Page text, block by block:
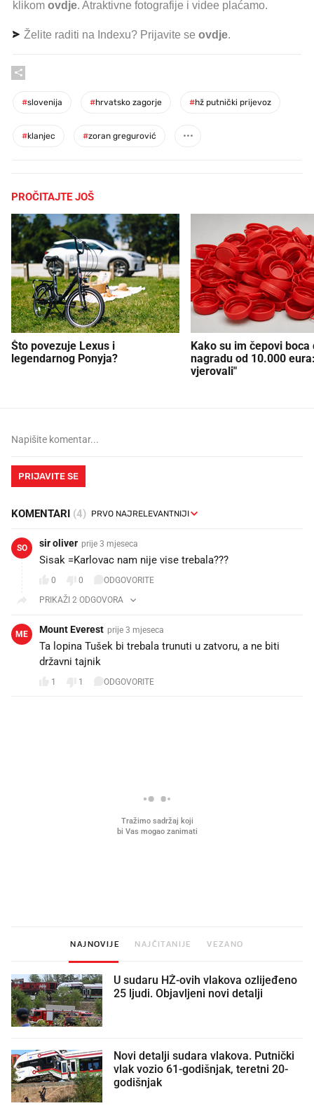
klikom ovdje. Atraktivne fotografije i videe plaćamo.
Želite raditi na Indexu? Prijavite se ovdje.
#slovenija #hrvatsko zagorje #hž putnički prijevoz
#klanjec #zoran gregurović
PROČITAJTE JOŠ
Što povezuje Lexus i
legendarnog Ponyja?
Kako su im čepovi boca
nagradu od 10.000
vjerovali"
PRIJAVITE SE
KOMENTARI (4)
SO sir oliver prije 3 mjeseca
Sisak =Karlovac nam nije vise trebala???
0 0
ODGOVORITE
PRIKAŽI 2 ODGOVORA
ME Mount Everest prije 3 mjeseca
Ta lopina Tušek bi trebala trunuti u zatvoru, a ne biti
državni tajnik
1 1 ODGOVORITE
NAJNOVIJE NAJČITANIJE VEZANO
U sudaru HŽ-ovih vlakova ozlijeđeno
25 ljudi. Objavljeni novi detalji
Novi detalji sudara vlakova. Putnički
vlak vozio 61-godišnjak, teretni 20-
godišnjak